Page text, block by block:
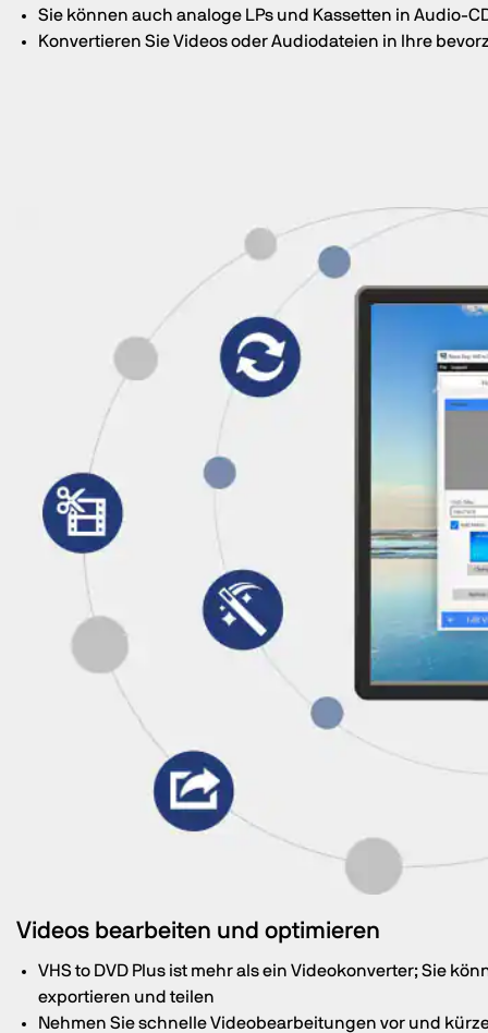
Sie können auch analoge LPs und Kassetten in Audio-
Konvertieren Sie Videos oder Audiodateien in Ihre
Videos bearbeiten und optimieren
VHS to DVD Plus ist mehr als ein Videokonverter; Sie
exportieren und teilen
Nehmen Sie schnelle Videobearbeitungen vor und